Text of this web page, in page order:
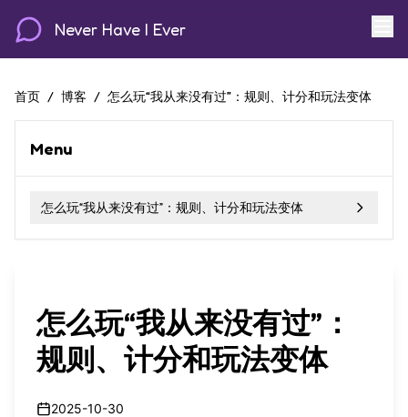
Never Have I Ever
首页 / 博客 / 怎么玩“我从来没有过”：规则、计分和玩法变体
Menu
怎么玩“我从来没有过”：规则、计分和玩法变体
怎么玩“我从来没有过”：
规则、计分和玩法变体
2025-10-30